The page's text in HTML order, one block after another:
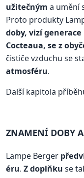
užitečným a umění
Proto produkty
doby, vizí generace
Cocteaua, se z
čističe vzduchu se
atmosféru.
Další kapitola
ZNAMENÍ DOBY
Lampe Berger
éru. Z doplňku se